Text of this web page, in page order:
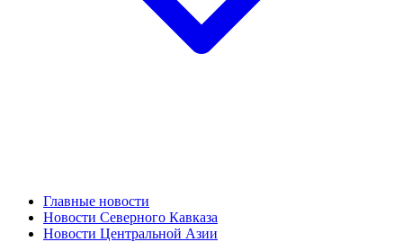
Главные новости
Новости Северного Кавказа
Новости Центральной Азии